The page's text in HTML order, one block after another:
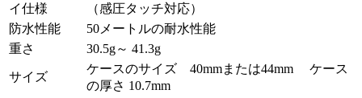
イ仕様
（感圧タッチ対応）
防水性能
50メートルの耐水性能
重さ
30.5g～ 41.3g
サイズ
ケースのサイズ 40mmまたは44mm ケース
の厚さ 10.7mm